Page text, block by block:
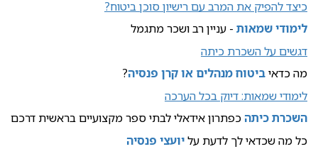
כיצד להפיק את המרב עם רישיון סוכן ביטוח?
לימודי שמאות - עניין רב ושכר מתגמל
דגשים על השכרת כיתה
מה כדאיביטוח מנהלים או קרן פנסיה?
לימודי שמאות: דיוק בכל הערכה
השכרת כיתהכפתרון אידאלי לבתי ספר מקצועיים בראשית דרכם
כל מה שכדאי לך לדעת עליועצי פנסיה